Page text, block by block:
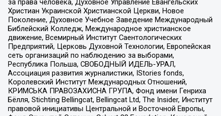
за права человека, Духовное Управление Евангельских
Христиан Украинской Христианской Церкви, Новое
Поколение, Духовное Учебное Заведение Международный
Библейский Колледж, Международное христианское
движение, Всемирный Институт Саентологических
Предприятий, Церковь Духовной Технологии, Европейская
сеть организаций по наблюдению за выборами,
Республика Польша, СВОБОДНЫЙ ИДЕЛЬ-УРАЛ,
Ассоциация развития журналистики, IStories fonds,
Королевский Институт Международных Отношений,
КРИМСЬКА ПРАВОЗАХИСНА ГРУПА, Фонд имени Генриха
Бёлля, Stichting Bellingcat, Bellingcat Ltd, The Insider, Институт
правовой инициативы Центральной и Восточной Европы,